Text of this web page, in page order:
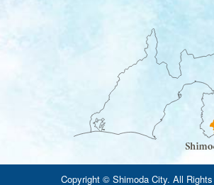
Copyright © Shimoda City. All